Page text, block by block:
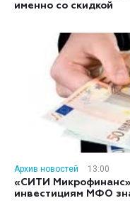
именно со скидкой
Архив новостей
13:00
«СИТИ
инвестициям МФО